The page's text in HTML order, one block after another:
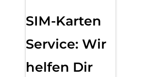
SIM-Karten
Service: Wir
helfen Dir